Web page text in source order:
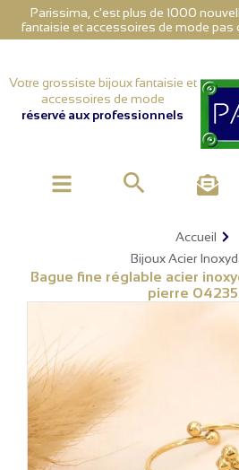
Parissima, c'est plus de 1000
fantaisie et accessoires de mode pas
Votre grossiste bijoux fantaisie et
accessoires de mode
réservé aux professionnels

Accueil
Bijoux Acier
Bague fine réglable acier
pierre